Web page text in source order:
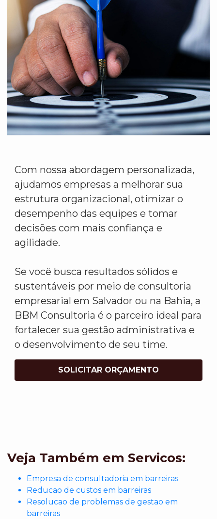
Com nossa abordagem personalizada,
ajudamos empresas a melhorar sua
estrutura organizacional, otimizar o
desempenho das equipes e tomar
decisões com mais confiança e
agilidade.
Se você busca resultados sólidos e
sustentáveis por meio de consultoria
empresarial em Salvador ou na Bahia, a
BBM Consultoria é o parceiro ideal para
fortalecer sua gestão administrativa e
o desenvolvimento de seu time.
SOLICITAR ORÇAMENTO
Veja Também em Servicos:
Empresa de consultadoria em barreiras
Reducao de custos em barreiras
Resolucao de problemas de gestao em
barreiras